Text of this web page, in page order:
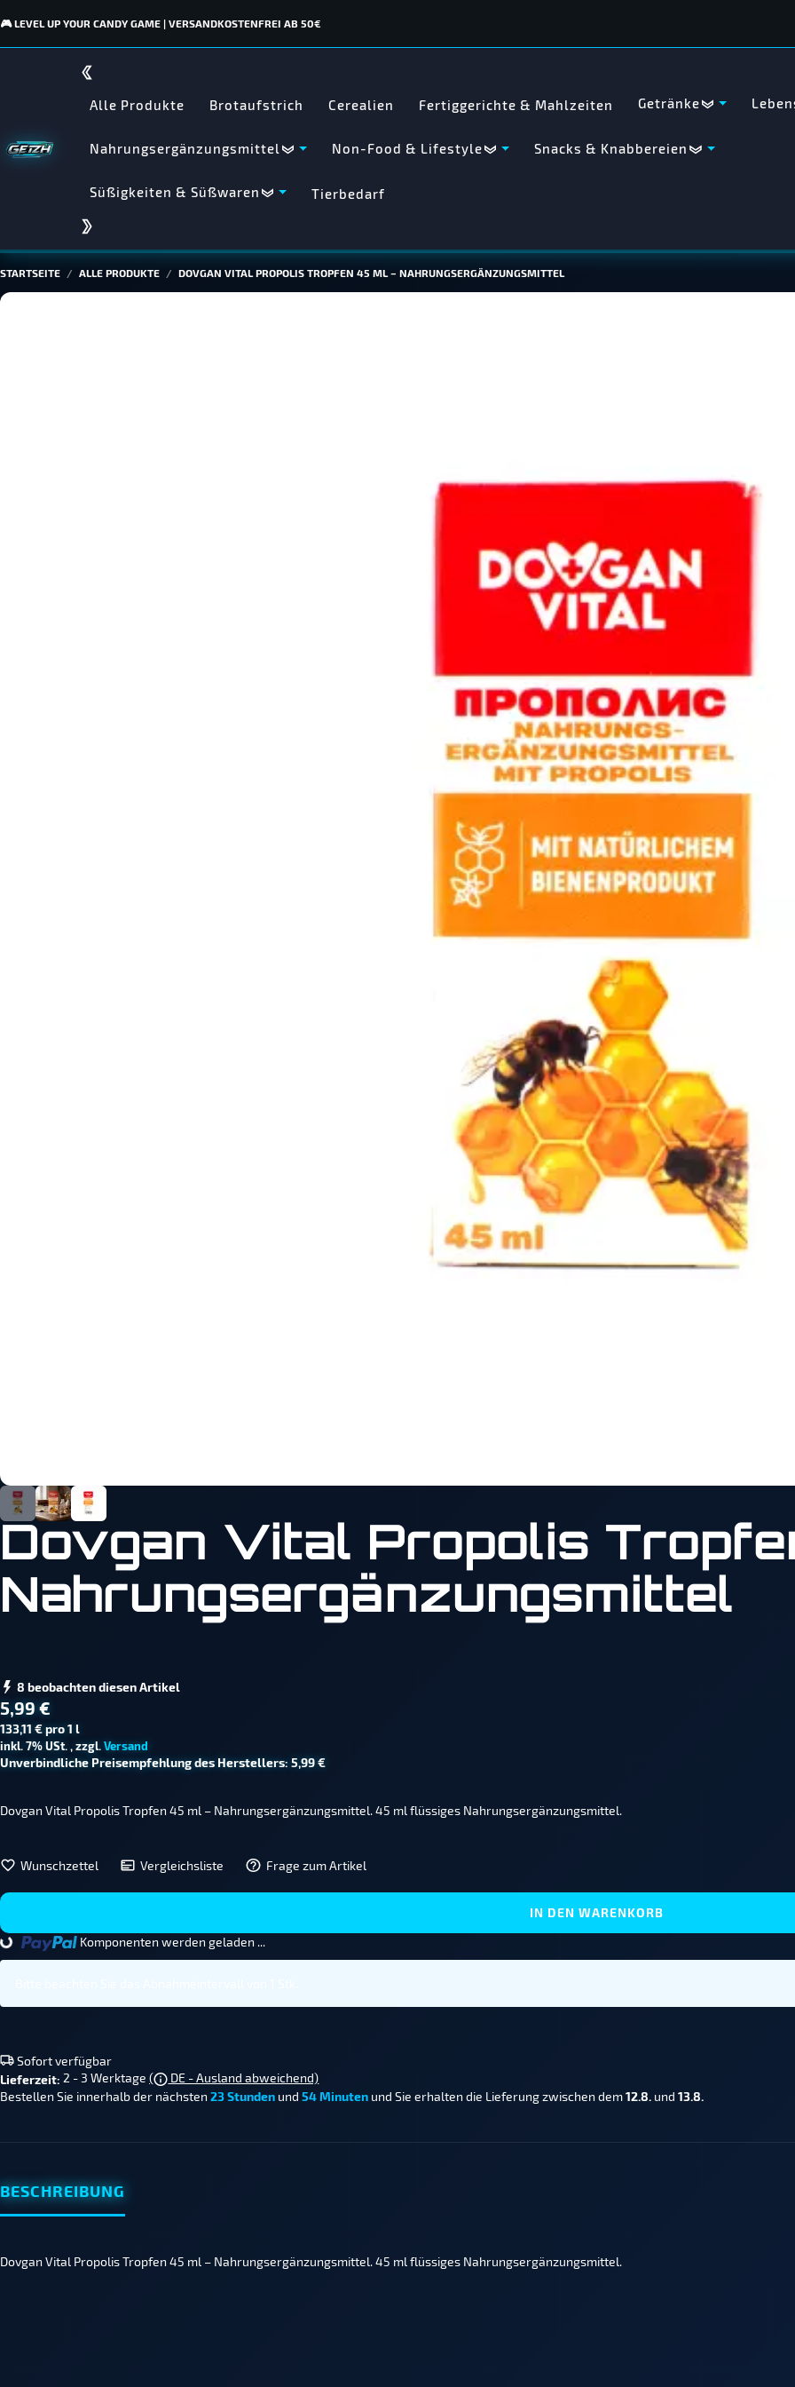
🎮 LEVEL UP YOUR CANDY GAME | VERSANDKOSTENFREI AB 50€
Alle Produkte Brotaufstrich Cerealien Fertiggerichte & Mahlzeiten Getränke
Nahrungsergänzungsmittel Non-Food & Lifestyle Snacks & Knabbereien
Süßigkeiten & Süßwaren Tierbedarf
STARTSEITE ALLE PRODUKTE DOVGAN VITAL PROPOLIS TROPFEN 45 ML – NAHRUNGSERGÄNZUNGSMITTEL
Dovgan Vital Propolis
Nahrungsergänzungsmittel
8 beobachten diesen Artikel
5,99 €
133,11 € pro 1 l
inkl. 7% USt. , zzgl. Versand
Unverbindliche Preisempfehlung des Herstellers: 5,99 €
Dovgan Vital Propolis Tropfen 45 ml – Nahrungsergänzungsmittel. 45 ml flüssiges Nahrungsergänzungsmittel.
IN DEN WARENKORB
Komponenten werden geladen ...
Sofort verfügbar
Lieferzeit: 2 - 3 Werktage (
DE - Ausland abweichend)
Bestellen Sie innerhalb der nächsten 23 Stunden und 54 Minuten und Sie erhalten die Lieferung zwischen dem12.8. und 13.8.
Wunschzettel Vergleichsliste Frage zum Artikel
BESCHREIBUNG
Dovgan Vital Propolis Tropfen 45 ml – Nahrungsergänzungsmittel. 45 ml flüssiges Nahrungsergänzungsmittel.